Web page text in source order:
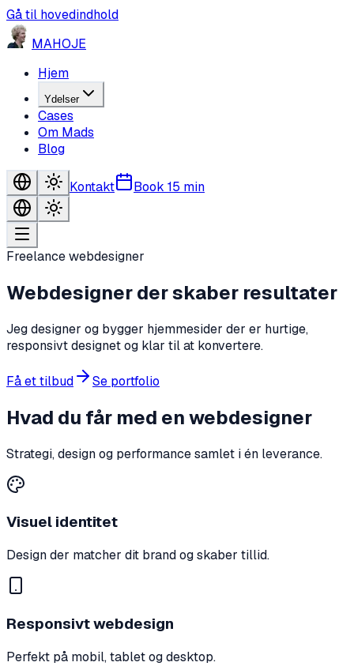
Gå til hovedindhold
MAHOJE
Hjem
Ydelser
Cases
Om Mads
Blog
Kontakt Book 15 min
Freelance webdesigner
Webdesignerder skaber resultater
Jeg designer og bygger hjemmesider der er hurtige,
responsivt designet og klar til at konvertere.
Få et tilbud Se portfolio
Hvad du får med en webdesigner
Strategi, design og performance samlet i én leverance.
Visuel identitet
Design der matcher dit brand og skaber tillid.
Responsivt webdesign
Perfekt på mobil, tablet og desktop.